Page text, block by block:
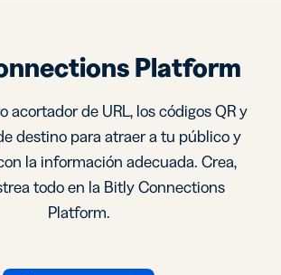
Platform
acortador de URL, los códigos QR y
destino para atraer a tu público y
la información adecuada. Crea,
todo en la Bitly Connections
Platform.